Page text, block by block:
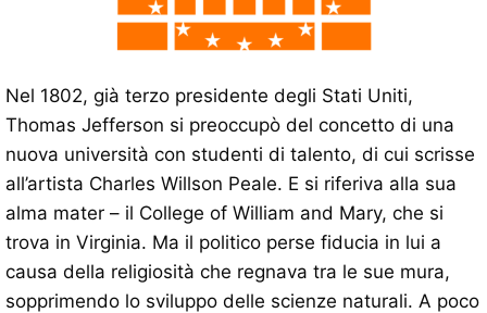
Nel 1802, già terzo presidente degli Stati Uniti,
Thomas Jefferson si preoccupò del concetto di una
nuova università con studenti di talento, di cui scrisse
all’artista Charles Willson Peale. E si riferiva alla sua
alma mater – il College of William and Mary, che si
trova in Virginia. Ma il politico perse fiducia in lui a
causa della religiosità che regnava tra le sue mura,
sopprimendo lo sviluppo delle scienze naturali. A poco